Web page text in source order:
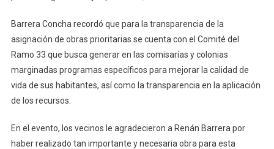
Barrera Concha recordó que para la transparencia de la
asignación de obras prioritarias se cuenta con el Comité del
Ramo 33 que busca generar en las comisarías y colonias
marginadas programas específicos para mejorar la calidad de
vida de sus habitantes, así como la transparencia en la aplicación
de los recursos.
En el evento, los vecinos le agradecieron a Renán Barrera por
haber realizado tan importante y necesaria obra para esta